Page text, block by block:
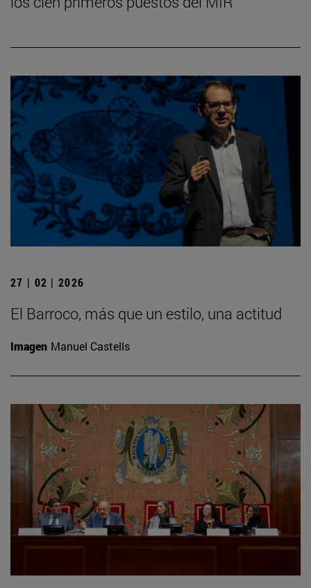
27 | 02 | 2026
El Barroco, más que un estilo, una actitud
Imagen Manuel Castells